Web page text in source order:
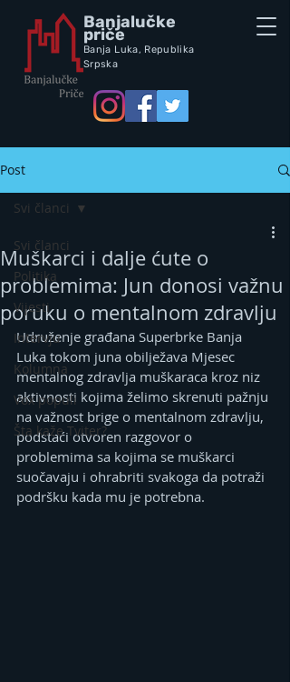
Banjalučke
priče
Banja Luka, Republika
Srpska
Post
Svi članci
Politika
Vijesti
Intervju
Kolumna
Vox populi
Šta kaže Tviter?
Svi članci
Muškarci i dalje ćute o
problemima: Jun donosi važnu
poruku o mentalnom zdravlju
Udruženje građana Superbrke Banja
Luka tokom juna obilježava Mjesec
mentalnog zdravlja muškaraca kroz niz
aktivnosti kojima želimo skrenuti pažnju
na važnost brige o mentalnom zdravlju,
podstaći otvoren razgovor o
problemima sa kojima se muškarci
suočavaju i ohrabriti svakoga da potraži
podršku kada mu je potrebna.